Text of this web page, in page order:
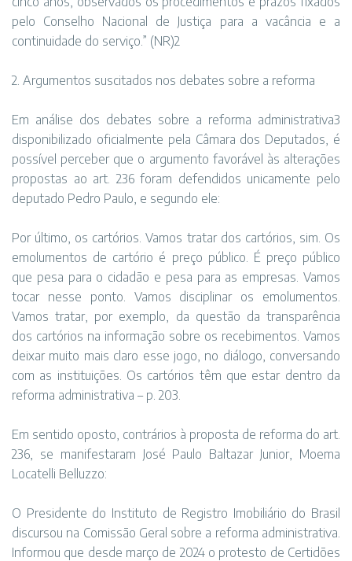
pelo Conselho Nacional de Justiça para a vacância e a
continuidade do serviço.” (NR)2
2. Argumentos suscitados nos debates sobre a reforma
Em análise dos debates sobre a reforma administrativa3
disponibilizado oficialmente pela Câmara dos Deputados, é
possível perceber que o argumento favorável às alterações
propostas ao art. 236 foram defendidos unicamente pelo
deputado Pedro Paulo, e segundo ele:
Por último, os cartórios. Vamos tratar dos cartórios, sim. Os
emolumentos de cartório é preço público. É preço público
que pesa para o cidadão e pesa para as empresas. Vamos
tocar nesse ponto. Vamos disciplinar os emolumentos.
Vamos tratar, por exemplo, da questão da transparência
dos cartórios na informação sobre os recebimentos. Vamos
deixar muito mais claro esse jogo, no diálogo, conversando
com as instituições. Os cartórios têm que estar dentro da
reforma administrativa – p. 203.
Em sentido oposto, contrários à proposta de reforma do art.
236, se manifestaram José Paulo Baltazar Junior, Moema
Locatelli Belluzzo:
O Presidente do Instituto de Registro Imobiliário do Brasil
discursou na Comissão Geral sobre a reforma administrativa.
Informou que desde março de 2024 o protesto de Certidões